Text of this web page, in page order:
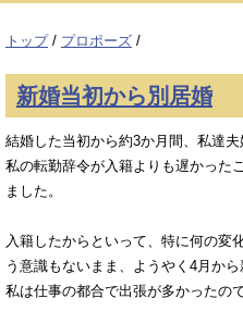
トップ/ プロポーズ /
新婚当初から別居婚
結婚した当初から約3か月間、私達
私の転勤辞令が入籍よりも遅かった
ました。
入籍したからといって、特に何の変
う意識もないまま、ようやく4月か
私は仕事の都合で出張が多かったの